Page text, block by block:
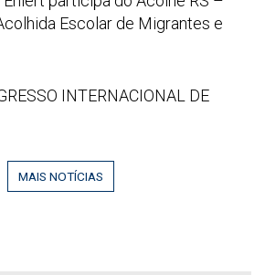
Escolar de Migrantes e
INTERNACIONAL DE
MAIS NOTÍCIAS